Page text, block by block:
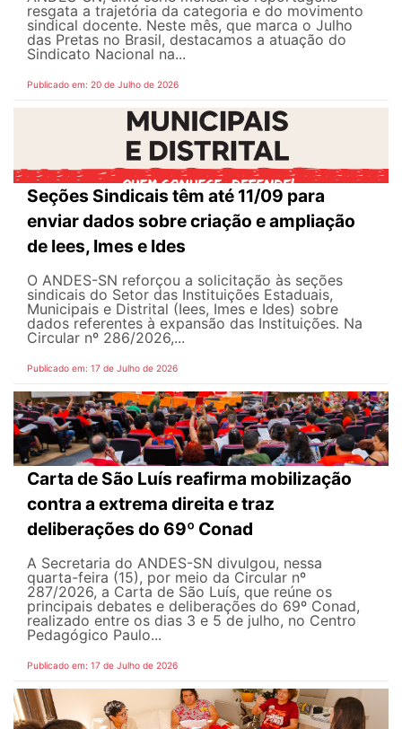
resgata a trajetória da categoria e do movimento
sindical docente. Neste mês, que marca o Julho
das Pretas no Brasil, destacamos a atuação do
Sindicato Nacional na...
Publicado em: 20 de Julho de 2026
Seções Sindicais têm até 11/09 para
enviar dados sobre criação e ampliação
de Iees, Imes e Ides
O ANDES-SN reforçou a solicitação às seções
sindicais do Setor das Instituições Estaduais,
Municipais e Distrital (Iees, Imes e Ides) sobre
dados referentes à expansão das Instituições. Na
Circular nº 286/2026,...
Publicado em: 17 de Julho de 2026
Carta de São Luís reafirma mobilização
contra a extrema direita e traz
deliberações do 69º Conad
A Secretaria do ANDES-SN divulgou, nessa
quarta-feira (15), por meio da Circular nº
287/2026, a Carta de São Luís, que reúne os
principais debates e deliberações do 69º Conad,
realizado entre os dias 3 e 5 de julho, no Centro
Pedagógico Paulo...
Publicado em: 17 de Julho de 2026